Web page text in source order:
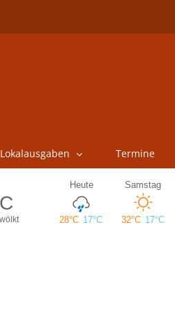
Lokalausgaben Termine